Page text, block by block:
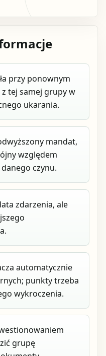
przy ponownym
tej samej grupy w
ukarania.
mandat,
względem
czynu.
zdarzenia, ale
automatycznie
punkty trzeba
wykroczenia.
grupę